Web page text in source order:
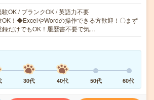
OK / ブランクOK / 英語力不要
！◆ExcelやWordの操作できる方歓迎！〇まず
録だけでもOK！履歴書不要で気…
30代 40代 50代 60代